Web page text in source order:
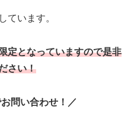
ています。
定となっていますので是非
さい！
問い合わせ！ ／